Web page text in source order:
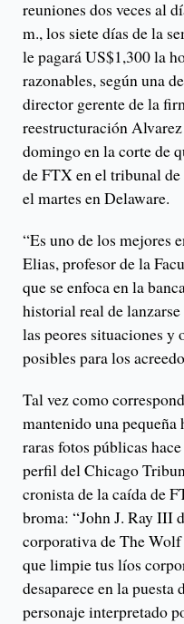
reuniones dos veces al
m., los siete días de la
le pagará US$1,300 la
razonables, según una
director gerente de la
reestructuración
domingo en la corte de
de FTX en el tribunal de
el martes en Delaware.
“Es uno de los mejores
Elias, profesor de la
que se enfoca en la
historial real de
las peores situaciones y
posibles para los
Tal vez como
mantenido una
raras fotos públicas
perfil del Chicago
cronista de la caída de
broma: “John J. Ray III
corporativa de The
que limpie tus líos
desaparece en la
personaje interpretado